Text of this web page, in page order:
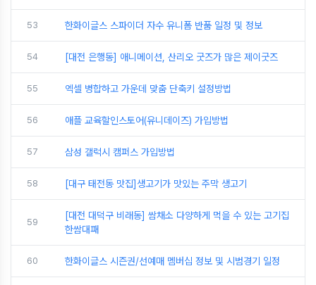
53 한화이글스 스파이더 자수 유니폼 반품 일정 및 정보
54 [대전 은행동] 애니메이션, 산리오 굿즈가 많은 제이굿즈
55 엑셀 병합하고 가운데 맞춤 단축키 설정방법
56 애플 교육할인스토어(유니데이즈) 가입방법
57 삼성 갤럭시 캠퍼스 가입방법
58 [대구 태전동 맛집]생고기가 맛있는 주막 생고기
59
[대전 대덕구 비래동] 쌈채소 다양하게 먹을 수 있는 고기집
한쌈대패
60 한화이글스 시즌권/선예매 멤버십 정보 및 시범경기 일정